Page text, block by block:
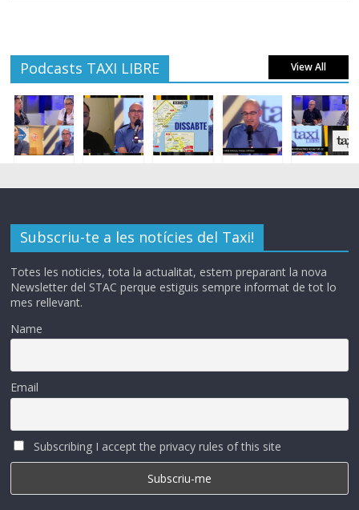
Podcasts TAXI LIBRE View All
Subscriu-te a les notícies del Taxi!
Totes les noticies, tota la actualitat, estem preparant la nova
Newsletter del STAC perque estiguis sempre informat de tot lo
mes rellevant.
Name
Email
Subscribing I accept the privacy rules of this site